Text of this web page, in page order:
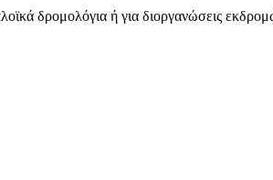
δρομολόγια ή για διοργανώσεις